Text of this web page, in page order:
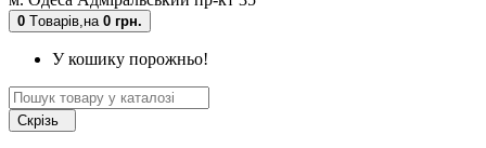
0 Tоварів,на 0 грн.
У кошику порожньо!
Скрізь